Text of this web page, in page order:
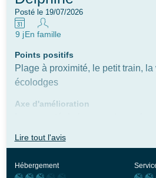
Posté le 19/07/2026
9 jEn famille
Points positifs
Plage à proximité, le petit train,
écolodges
Axe d'amélioration
salade dégageait une puanteur) il
Lire tout l'avis
Hébergement